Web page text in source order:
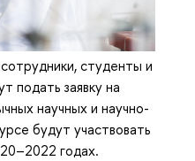
студенты и
заявку на
научных и научно-
будут участвовать
годах.